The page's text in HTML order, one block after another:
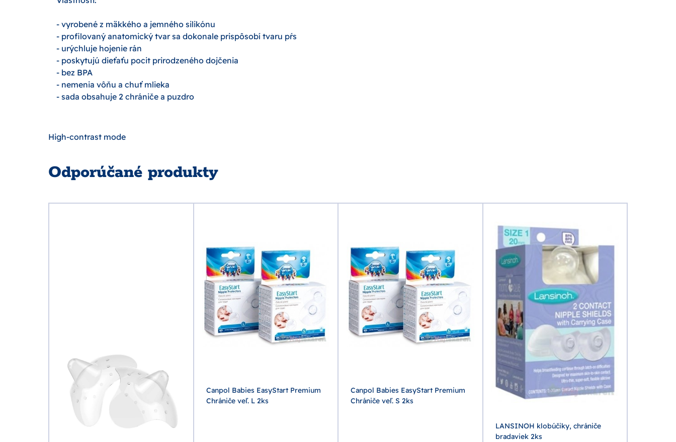
- vyrobené z mäkkého a jemného silikónu
- profilovaný anatomický tvar sa dokonale prispôsobí tvaru pŕs
- urýchluje hojenie rán
- poskytujú dieťaťu pocit prirodzeného dojčenia
- bez BPA
- nemenia vôňu a chuť mlieka
- sada obsahuje 2 chrániče a puzdro
High-contrast mode
Odporúčané produkty
Canpol Babies EasyStart Premium
Chrániče veľ. L 2ks
Canpol Babies EasyStart Premium
Chrániče veľ. S 2ks
LANSINOH klobúčiky, chrániče
bradaviek 2ks